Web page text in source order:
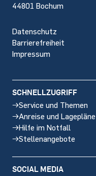
44801 Bochum
Datenschutz
Barrierefreiheit
Impressum
SCHNELLZUGRIFF
Service und Themen
Anreise und Lagepläne
Hilfe im Notfall
Stellenangebote
SOCIAL MEDIA